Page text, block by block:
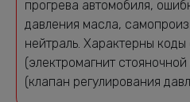
прогрева автомобиля,
давления масла,
нейтраль. Характерны
(электромагнит
(клапан регулирования